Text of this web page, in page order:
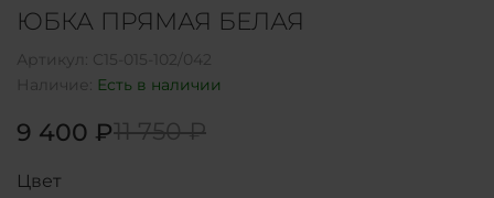
ЮБКА ПРЯМАЯ БЕЛАЯ
Артикул: C15-015-102/042
Наличие: Есть в наличии
11 750 ₽
9 400 ₽
Цвет